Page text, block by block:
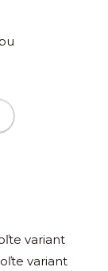
variant
variant